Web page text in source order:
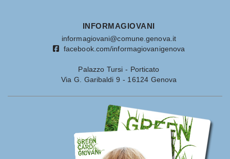
INFORMAGIOVANI
informagiovani@comune.genova.it
facebook.com/informagiovanigenova
Palazzo Tursi - Porticato
Via G. Garibaldi 9 - 16124 Genova